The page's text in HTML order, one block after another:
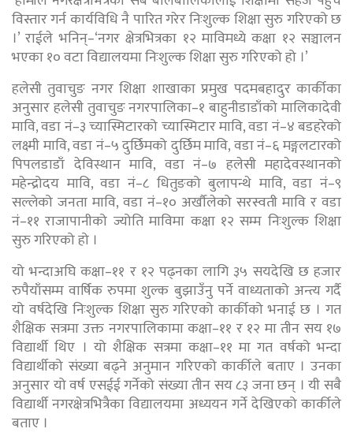
विस्तार गर्न कार्यविधि नै पारित गरेर निःशुल्क शिक्षा सुरु गरिएको छ
।’ राईले भनिन्–‘नगर क्षेत्रभित्रका १२ माविमध्ये कक्षा १२ सञ्चालन
भएका १० वटा विद्यालयमा निःशुल्क शिक्षा सुरु गरिएको हो ।’
हलेसी तुवाचुङ नगर शिक्षा शाखाका प्रमुख पदमबहादुर कार्कीका
अनुसार हलेसी तुवाचुङ नगरपालिका–१ बाहुनीडाडाँको मालिकादेवी
मावि, वडा नं–३ च्यास्मिटारको च्यास्मिटार मावि, वडा नं–४ बडहरेको
लक्ष्मी मावि, वडा नं–५ दुर्छिमको दुर्छिम मावि, वडा नं–६ मङ्गलटारको
पिपलडाडाँ देविस्थान मावि, वडा नं–७ हलेसी महादेवस्थानको
महेन्द्रोदय मावि, वडा नं–८ धितुङको बुलापन्थे मावि, वडा नं–९
सल्लेको जनता मावि, वडा नं–१० अर्खौलेको सरस्वती मावि र वडा
नं–११ राजापानीको ज्योति माविमा कक्षा १२ सम्म निःशुल्क शिक्षा
सुरु गरिएको हो ।
यो भन्दाअघि कक्षा–११ र १२ पढ्नका लागि ३५ सयदेखि छ हजार
रुपैयाँसम्म वार्षिक रुपमा शुल्क बुझाउँनु पर्ने वाध्यताको अन्त्य गर्दै
यो वर्षदेखि निःशुल्क शिक्षा सुरु गरिएको कार्कीको भनाई छ । गत
शैक्षिक सत्रमा उक्त नगरपालिकामा कक्षा–११ र १२ मा तीन सय १७
विद्यार्थी थिए । यो शैक्षिक सत्रमा कक्षा–११ मा गत वर्षको भन्दा
विद्यार्थीको संख्या बढ्ने अनुमान गरिएको कार्कीले बताए । उनका
अनुसार यो वर्ष एसईई गर्नेको संख्या तीन सय ८३ जना छन् । यी सबै
विद्यार्थी नगरक्षेत्रभित्रैका विद्यालयमा अध्ययन गर्ने देखिएको कार्कीले
बताए ।